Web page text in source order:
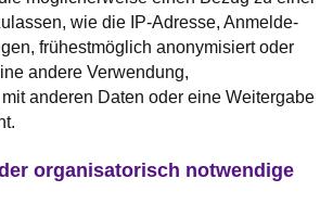
wie die IP-Adresse, Anmelde-
frühestmöglich anonymisiert oder
andere Verwendung,
anderen Daten oder eine Weitergabe
organisatorisch notwendige